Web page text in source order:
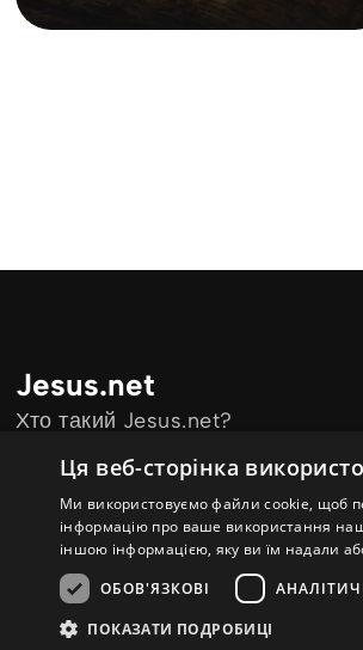
Jesus.net
Хто такий Jesus.net?
Партнери Jesus.net
Приєднатися до Jesus.net
© Copyright 2026 ua.Jesus.net Політика
Ця веб-сторінка
Ми використовуємо файли cookie, щоб
інформацію про ваше використання
іншою інформацією, яку ви їм надали
ОБОВ'ЯЗКОВІ
ПОКАЗАТИ ПОДРОБИЦІ